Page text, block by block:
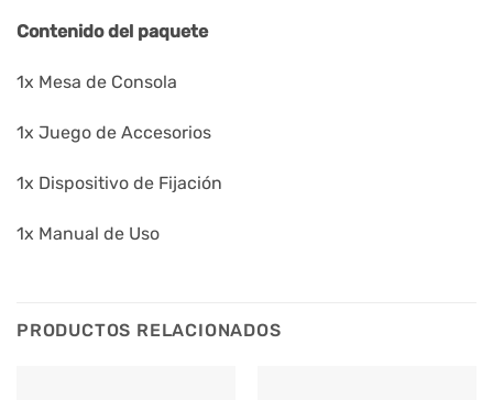
Contenido del paquete
1x Mesa de Consola
1x Juego de Accesorios
1x Dispositivo de Fijación
1x Manual de Uso
PRODUCTOS RELACIONADOS